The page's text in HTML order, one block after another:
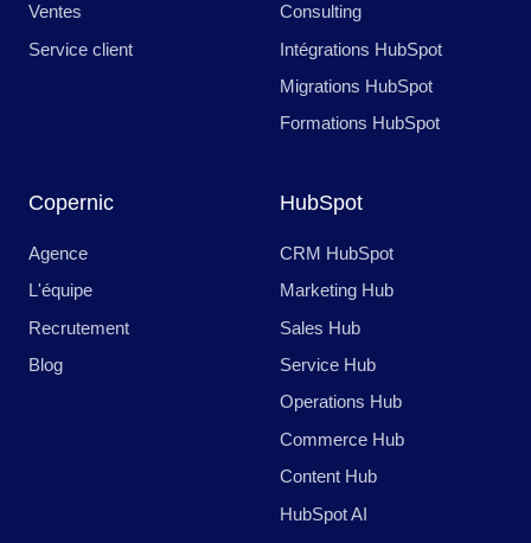
Ventes
Service client
Consulting
Intégrations HubSpot
Migrations HubSpot
Formations HubSpot
Copernic
Agence
L'équipe
Recrutement
Blog
HubSpot
CRM HubSpot
Marketing Hub
Sales Hub
Service Hub
Operations Hub
Commerce Hub
Content Hub
HubSpot AI